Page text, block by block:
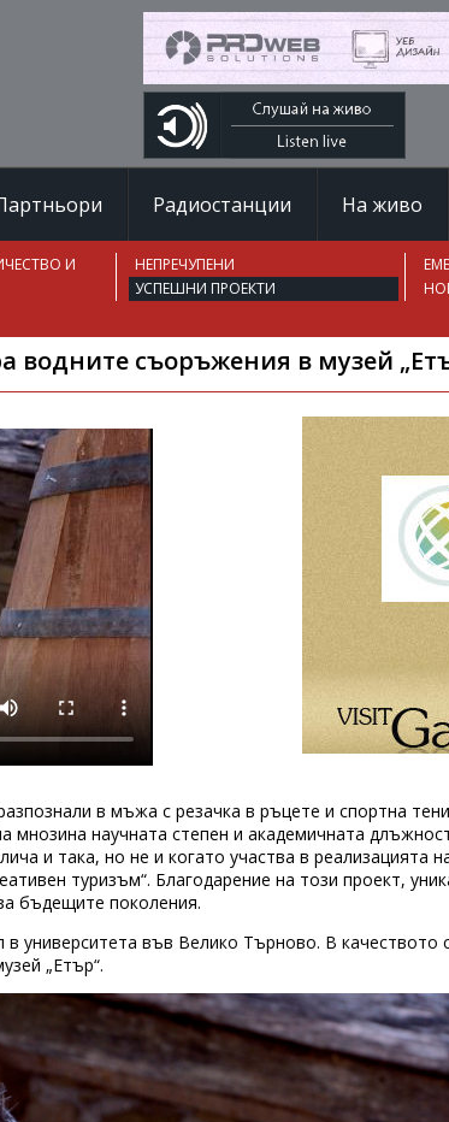
Радиостанции На живо
И
НЕПРЕЧУПЕНИ
УСПЕШНИ ПРОЕКТИ
водните съоръжения в музей
в мъжа с резачка в ръцете и спортна
научната степен и академичната
и така, но не и когато участва в реализацията
туризъм“. Благодарение на този проект,
бъдещите поколения.
университета във Велико Търново. В качеството
„Етър“.